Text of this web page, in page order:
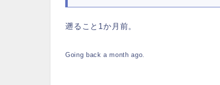
遡ること1か月前。
Going back a month ago.